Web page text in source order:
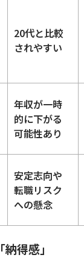
20代と比較
されやすい
年収が一時
的に下がる
可能性あり
安定志向や
転職リスク
への懸念
得感」